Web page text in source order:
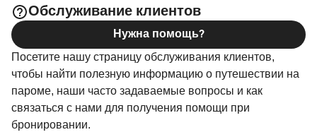
Обслуживание клиентов
Посетите нашу страницу обслуживания клиентов,
чтобы найти полезную информацию о путешествии на
пароме, наши часто задаваемые вопросы и как
связаться с нами для получения помощи при
бронировании.
Нужна помощь?